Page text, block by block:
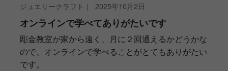
ジュエリークラフト ｜ 2025年10月2日
オンラインで学べてありがたいです
彫金教室が家から遠く、月に２回通えるかどうかな
ので、オンラインで学べることがとてもありがたい
です。